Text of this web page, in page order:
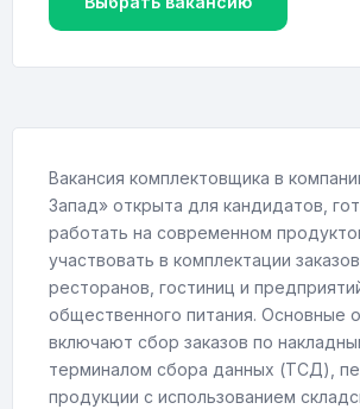
Вакансия комплектовщика в
Запад» открыта для кандидатов,
работать на современном
участвовать в комплектации
ресторанов, гостиниц и
общественного питания. Основные
включают сбор заказов по
терминалом сбора данных (ТСД),
продукции с использованием